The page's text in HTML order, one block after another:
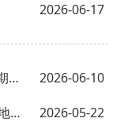
2026-06-17
2026-06-10
文化和旅游部端午节假期和汛期、暑期出游提示
2026-05-22
承包你一整年！新疆12个月最佳旅行地，照着走就行